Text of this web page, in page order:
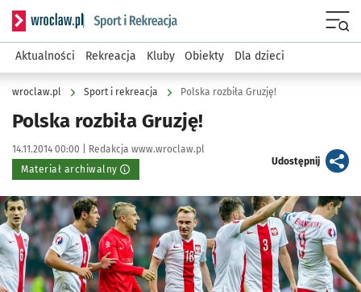
Serwis informacyjny wroclaw.pl podserwis: Sport i rekreacja
Aktualności Rekreacja Kluby Obiekty Dla dzieci
wroclaw.pl Sport i rekreacja Polska rozbiła Gruzję!
Polska rozbiła Gruzję!
Data publikacji:
14.11.2014 00:00 | Autor:
Redakcja www.wroclaw.pl
Materiał archiwalny
Udostępnijartykuł
Kliknij, aby powiększyć